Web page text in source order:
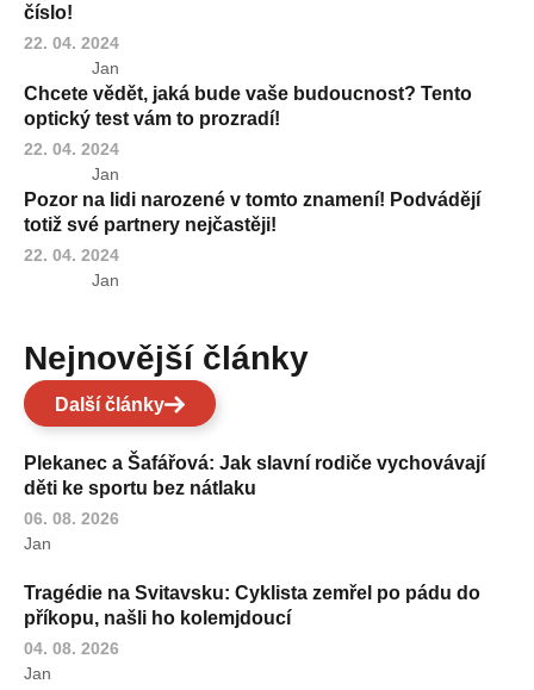
číslo!
22. 04. 2024
Jan
Chcete vědět, jaká bude vaše budoucnost? Tento
optický test vám to prozradí!
22. 04. 2024
Jan
Pozor na lidi narozené v tomto znamení! Podvádějí
totiž své partnery nejčastěji!
22. 04. 2024
Jan
Nejnovější články
Další články
Plekanec a Šafářová: Jak slavní rodiče vychovávají
děti ke sportu bez nátlaku
06. 08. 2026
Jan
Tragédie na Svitavsku: Cyklista zemřel po pádu do
příkopu, našli ho kolemjdoucí
04. 08. 2026
Jan